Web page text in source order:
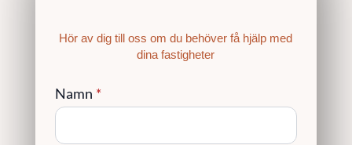
Hör av dig till oss om du behöver få hjälp med
dina fastigheter
Namn *